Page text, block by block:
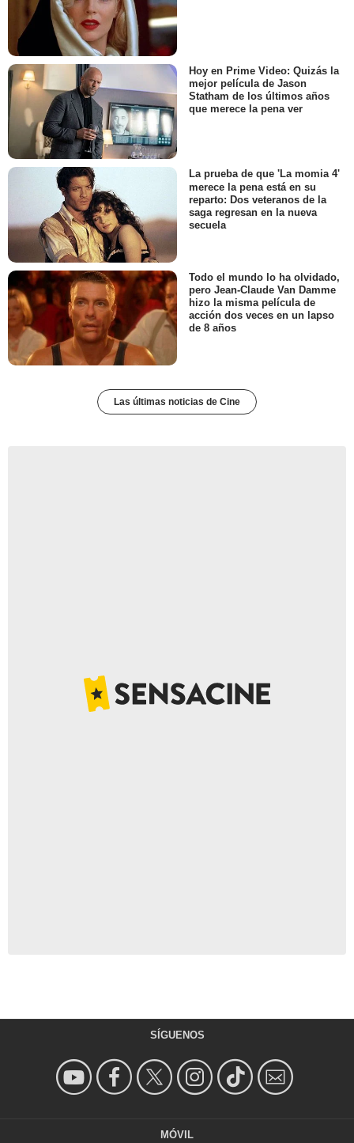
Hoy en Prime Video: Quizás la
mejor película de Jason
Statham de los últimos años
que merece la pena ver
La prueba de que 'La momia 4'
merece la pena está en su
reparto: Dos veteranos de la
saga regresan en la nueva
secuela
Todo el mundo lo ha olvidado,
pero Jean-Claude Van Damme
hizo la misma película de
acción dos veces en un lapso
de 8 años
Las últimas noticias de Cine
SÍGUENOS
MÓVIL